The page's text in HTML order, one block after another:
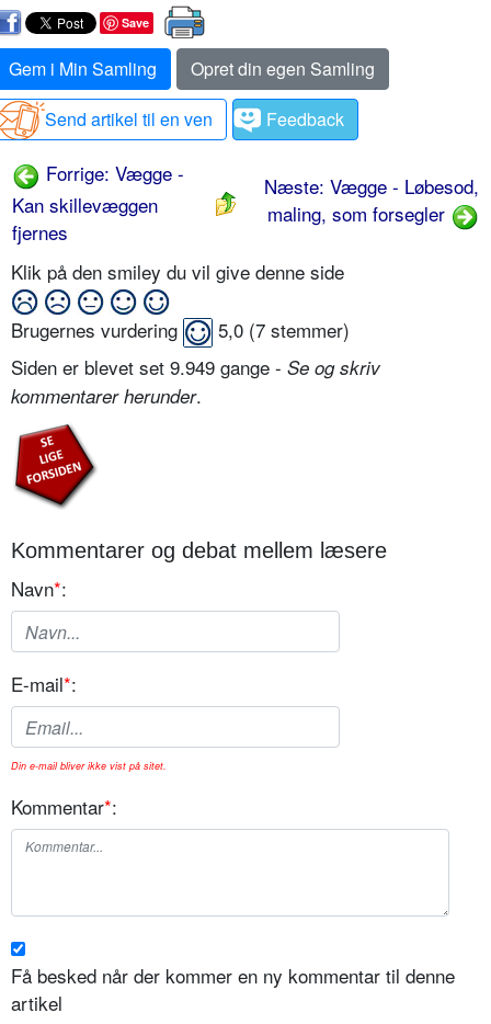
Save
Gem i Min Samling
Opret din egen Samling
Send artikel til en ven
Feedback
Forrige: Vægge -
Kan skillevæggen
fjernes
Næste: Vægge - Løbesod,
maling, som forsegler
Klik på den smiley du vil give denne side
Brugernes vurdering 5,0 (7 stemmer)
Siden er blevet set 9.949 gange - Se og skriv
kommentarer herunder.
Kommentarer og debat mellem læsere
Navn*:
E-mail*:
Din e-mail bliver ikke vist på sitet.
Kommentar*:
Få besked når der kommer en ny kommentar til denne
artikel